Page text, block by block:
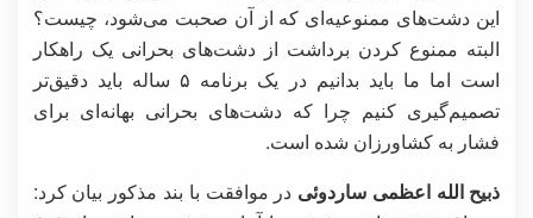
این دشت‌های ممنوعیه‌ای که از آن صحبت می‌شود، چیست؟
البته ممنوع کردن برداشت از دشت‌های بحرانی یک راهکار
است اما ما باید بدانیم در یک برنامه ۵ ساله باید دقیق‌تر
تصمیم‌گیری کنیم چرا که دشت‌های بحرانی بهانه‌ای برای
فشار به کشاورزان شده است.
ذبیح الله اعظمی ساردوئی در موافقت با بند مذکور بیان کرد: